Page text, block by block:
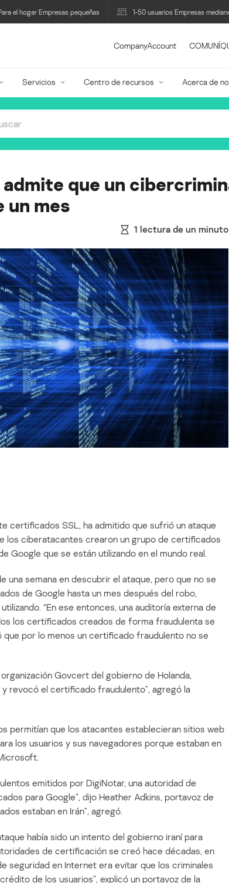
el hogar Empresas pequeñas 1-50 usuarios Empresas
CompanyAccount
Servicios Centro de recursos Acerca de
admite que un
un mes
1 lectura de un minuto
certificados SSL, ha admitido que sufrió un ataque
los ciberatacantes crearon un grupo de certificados
Google que se están utilizando en el mundo real.
una semana en descubrir el ataque, pero que no se
de Google hasta un mes después del robo,
“En ese entonces, una auditoría externa de
los certificados creados de forma fraudulenta se
por lo menos un certificado fraudulento no se
Govcert del gobierno de Holanda,
revocó el certificado fraudulento”, agregó la
permitían que los atacantes establecieran sitios web
los usuarios y sus navegadores porque estaban en
emitidos por DigiNotar, una autoridad de
para Google”, dijo Heather Adkins, portavoz de
estaban en Irán”, agregó.
había sido un intento del gobierno iraní para
de certificación se creó hace décadas, en
seguridad en Internet era evitar que los criminales
de los usuarios”, explicó un portavoz de la